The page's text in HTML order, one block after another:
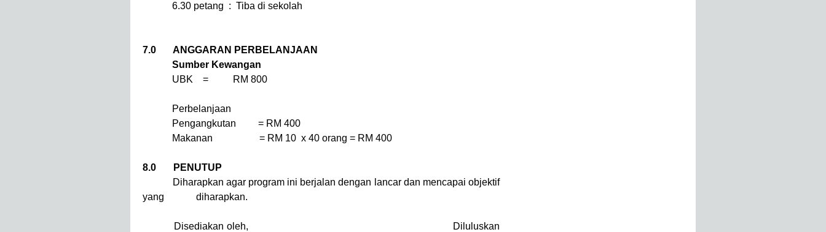
6.30 petang : Tiba di sekolah
7.0 ANGGARAN PERBELANJAAN
Sumber Kewangan
UBK = RM 800
Perbelanjaan
Pengangkutan = RM 400
Makanan = RM 10 x 40 orang = RM 400
8.0 PENUTUP
Diharapkan agar program ini berjalan dengan lancar dan mencapai objektif
yang diharapkan.
Disediakan oleh, Diluluskan